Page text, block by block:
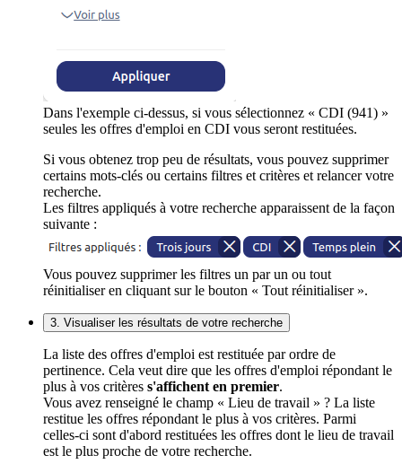
Dans l'exemple ci-dessus, si vous sélectionnez « CDI (941) »
seules les offres d'emploi en CDI vous seront restituées.
Si vous obtenez trop peu de résultats, vous pouvez supprimer
certains mots-clés ou certains filtres et critères et relancer votre
recherche.
Les filtres appliqués à votre recherche apparaissent de la façon
suivante :
Vous pouvez supprimer les filtres un par un ou tout
réinitialiser en cliquant sur le bouton « Tout réinitialiser ».
3. Visualiser les résultats de votre recherche
La liste des offres d'emploi est restituée par ordre de
pertinence. Cela veut dire que les offres d'emploi répondant le
plus à vos critères s'affichent en premier.
Vous avez renseigné le champ « Lieu de travail » ? La liste
restitue les offres répondant le plus à vos critères. Parmi
celles-ci sont d'abord restituées les offres dont le lieu de travail
est le plus proche de votre recherche.